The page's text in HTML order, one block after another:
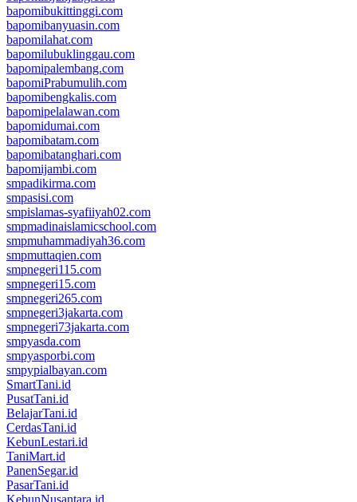
bapomibukittinggi.com
bapomibanyuasin.com
bapomilahat.com
bapomilubuklinggau.com
bapomipalembang.com
bapomiPrabumulih.com
bapomibengkalis.com
bapomipelalawan.com
bapomidumai.com
bapomibatam.com
bapomibatanghari.com
bapomijambi.com
smpadikirma.com
smpasisi.com
smpislamas-syafiiyah02.com
smpmadinaislamicschool.com
smpmuhammadiyah36.com
smpmuttaqien.com
smpnegeri115.com
smpnegeri15.com
smpnegeri265.com
smpnegeri3jakarta.com
smpnegeri73jakarta.com
smpyasda.com
smpyasporbi.com
smpypialbayan.com
SmartTani.id
PusatTani.id
BelajarTani.id
CerdasTani.id
KebunLestari.id
TaniMart.id
PanenSegar.id
PasarTani.id
KebunNusantara.id